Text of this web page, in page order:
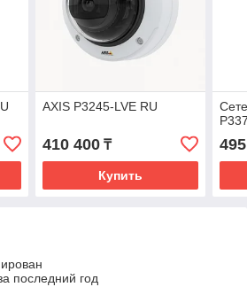
AXIS P3245-LVE RU
410 400₸
Купить
последний год